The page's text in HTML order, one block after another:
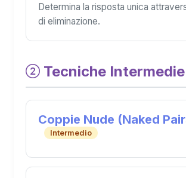
Determina la risposta unica
di eliminazione.
Tecniche Intermedie
Coppie Nude (Naked
Intermedio